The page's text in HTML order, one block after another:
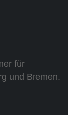
für
und Bremen.